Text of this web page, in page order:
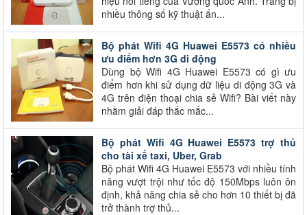
nhiều thông số kỹ thuật ấn...
Bộ phát Wifi 4G Huawei E5573 có nhiều
ưu điểm hơn 3G di động
Dùng bộ Wifi 4G Huawei E5573 có gì ưu
điểm hơn khi sử dụng dữ liệu di động 3G và
4G trên điện thoại chia sẻ Wifi? Bài viết này
nhằm giải đáp thắc mắc...
Bộ phát Wifi 4G Huawei E5573 trợ thủ
cho tài xế taxi, Uber, Grab
Bộ phát Wifi 4G Huawei E5573 với nhiều tính
năng vượt trội như tốc độ 150Mbps luôn ôn
định, khả năng chia sẻ cho hơn 10 thiết bị đã
trở thành trợ thủ...